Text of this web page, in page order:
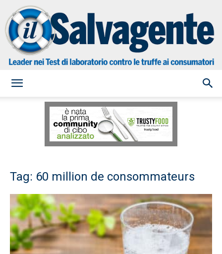
Salvagente
Tag: 60 million de consommateurs